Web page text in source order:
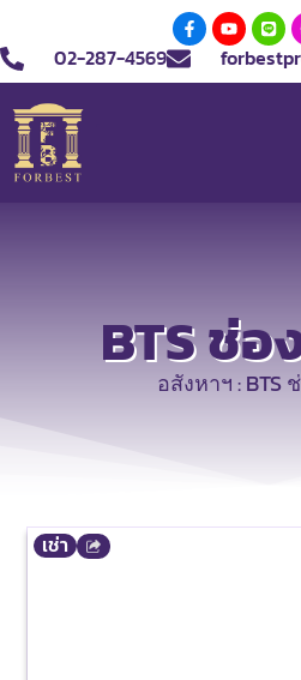
02-287-4569
BTS ช่
อสังหาฯ : BTS
เช่า